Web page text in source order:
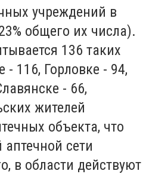
учреждений в
общего их числа).
136 таких
- 116, Горловке - 94,
- 66,
жителей
объекта, что
аптечной сети
в области действуют